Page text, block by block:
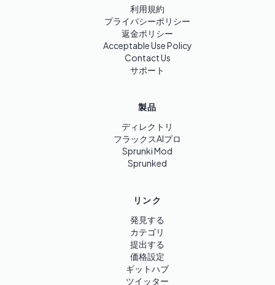
利用規約
プライバシーポリシー
返金ポリシー
Acceptable Use Policy
Contact Us
サポート
製品
ディレクトリ
フラックスAIプロ
Sprunki Mod
Sprunked
リンク
発見する
カテゴリ
提出する
価格設定
ギットハブ
ツイッター